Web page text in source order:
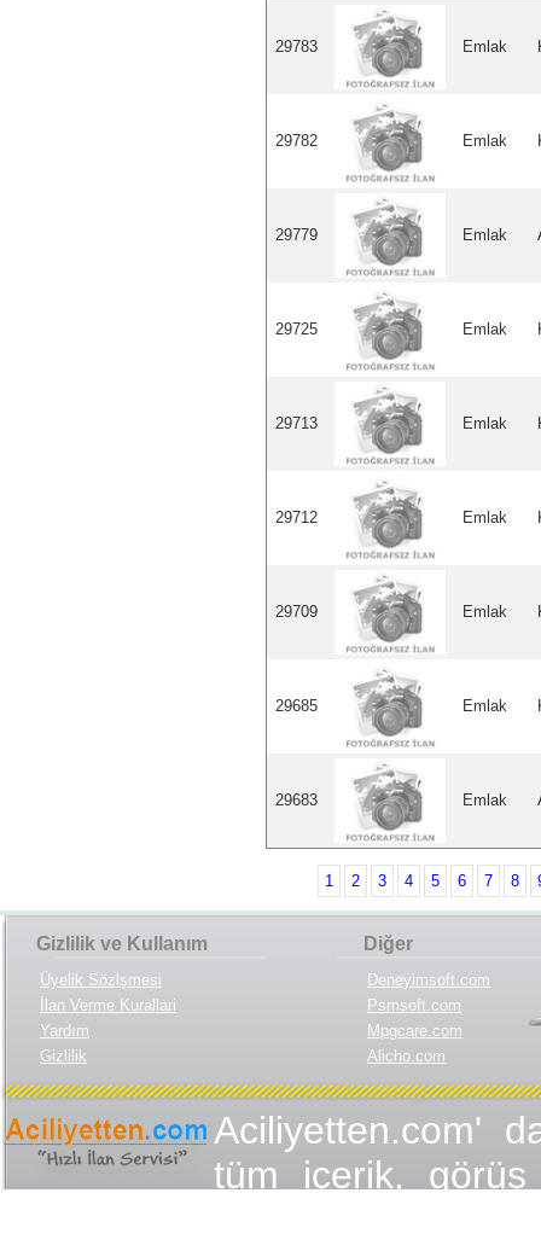
29783 Emlak
29782 Emlak
29779 Emlak
29725 Emlak
29713 Emlak
29712 Emlak
29709 Emlak
29685 Emlak
29683 Emlak
1 2 3 4 5 6 7 8
Gizlilik ve Kullanım
Üyelik Sözlşmesi
İlan Verme Kurallari
Yardım
Gizlilik
Diğer
Deneyimsoft.com
Psmsoft.com
Mpgcare.com
Alicho.com
Aciliyetten.com'
tüm içerik,